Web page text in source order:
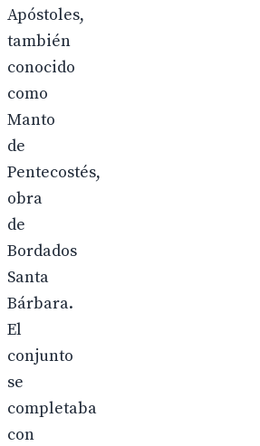
Apóstoles,
también
conocido
como
Manto
de
Pentecostés,
obra
de
Bordados
Santa
Bárbara.
El
conjunto
se
completaba
con